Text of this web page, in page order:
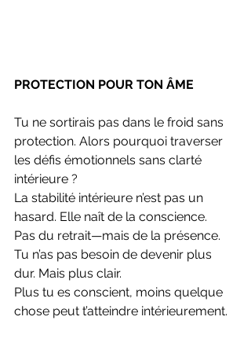
PROTECTION POUR TON ÂME
Tu ne sortirais pas dans le froid sans
protection. Alors pourquoi traverser
les défis émotionnels sans clarté
intérieure ?
La stabilité intérieure n’est pas un
hasard. Elle naît de la conscience.
Pas du retrait—mais de la présence.
Tu n’as pas besoin de devenir plus
dur. Mais plus clair.
Plus tu es conscient, moins quelque
chose peut t’atteindre intérieurement.